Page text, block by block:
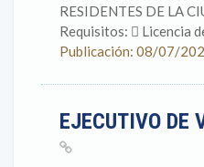
RESIDENTES DE LA
Requisitos:  Licencia
Publicación: 08/07/
EJECUTIVO DE